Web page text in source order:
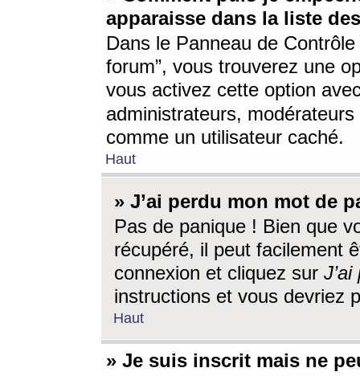
apparaisse dans la liste
Dans le Panneau de
forum”, vous trouverez une
vous activez cette option
administrateurs,
comme un utilisateur caché.
Haut
» J’ai perdu mon mot de
Pas de panique ! Bien que
récupéré, il peut facilement
connexion et cliquez sur
instructions et vous devriez
Haut
» Je suis inscrit mais ne